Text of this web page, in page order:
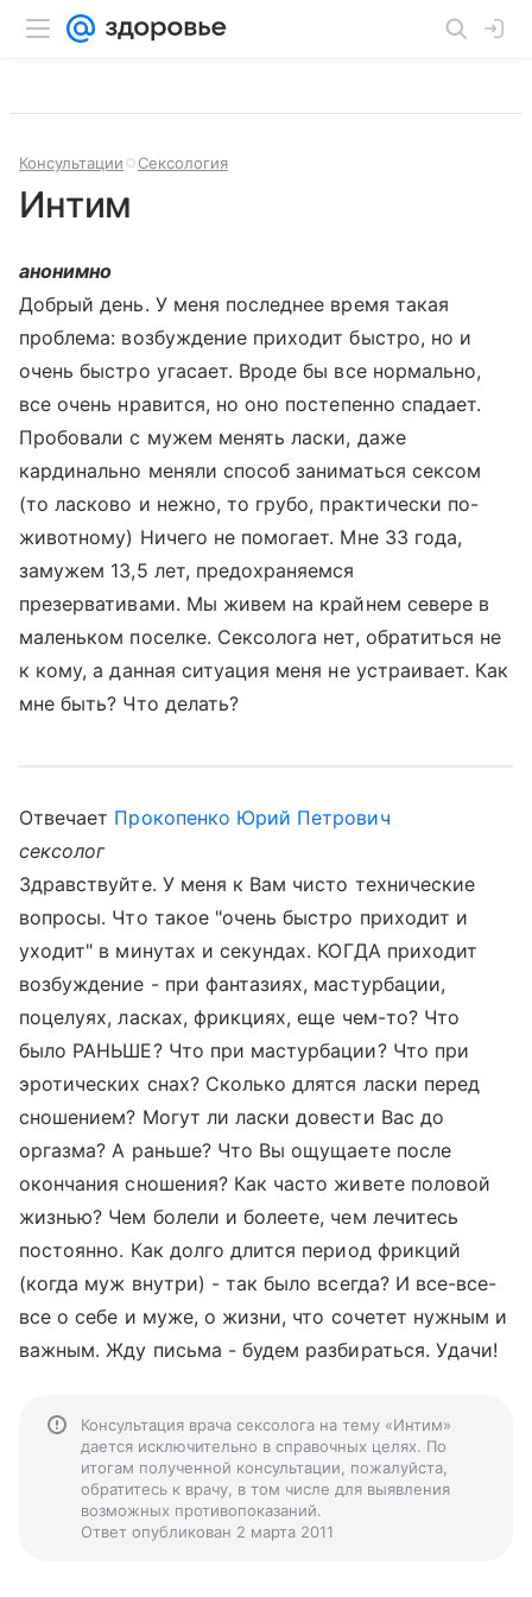
Консультации Сексология
Интим
анонимно
Добрый день. У меня последнее время такая
проблема: возбуждение приходит быстро, но и
очень быстро угасает. Вроде бы все нормально,
все очень нравится, но оно постепенно спадает.
Пробовали с мужем менять ласки, даже
кардинально меняли способ заниматься сексом
(то ласково и нежно, то грубо, практически по-
животному) Ничего не помогает. Мне 33 года,
замужем 13,5 лет, предохраняемся
презервативами. Мы живем на крайнем севере в
маленьком поселке. Сексолога нет, обратиться не
к кому, а данная ситуация меня не устраивает. Как
мне быть? Что делать?
Отвечает Прокопенко Юрий Петрович
сексолог
Здравствуйте. У меня к Вам чисто технические
вопросы. Что такое "очень быстро приходит и
уходит" в минутах и секундах. КОГДА приходит
возбуждение - при фантазиях, мастурбации,
поцелуях, ласках, фрикциях, еще чем-то? Что
было РАНЬШЕ? Что при мастурбации? Что при
эротических снах? Сколько длятся ласки перед
сношением? Могут ли ласки довести Вас до
оргазма? А раньше? Что Вы ощущаете после
окончания сношения? Как часто живете половой
жизнью? Чем болели и болеете, чем лечитесь
постоянно. Как долго длится период фрикций
(когда муж внутри) - так было всегда? И все-все-
все о себе и муже, о жизни, что сочетет нужным и
важным. Жду письма - будем разбираться. Удачи!
Консультация врача сексолога на тему «Интим»
дается исключительно в справочных целях. По
итогам полученной консультации, пожалуйста,
обратитесь к врачу, в том числе для выявления
возможных противопоказаний.
Ответ опубликован 2 марта 2011